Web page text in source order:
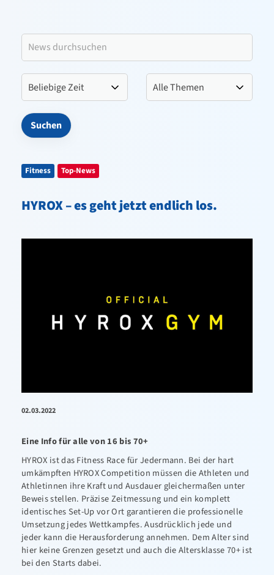
Fitness Top-News
HYROX – es geht jetzt endlich los.
02.03.2022
Eine Info für alle von 16 bis 70+
HYROX ist das Fitness Race für Jedermann. Bei der hart
umkämpften HYROX Competition müssen die Athleten und
Athletinnen ihre Kraft und Ausdauer gleichermaßen unter
Beweis stellen. Präzise Zeitmessung und ein komplett
identisches Set-Up vor Ort garantieren die professionelle
Umsetzung jedes Wettkampfes. Ausdrücklich jede und
jeder kann die Herausforderung annehmen. Dem Alter sind
hier keine Grenzen gesetzt und auch die Altersklasse 70+ ist
bei den Starts dabei.
Sportangebote
Kontakt